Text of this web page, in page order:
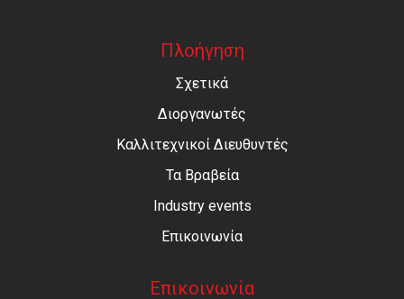
Πλοήγηση
Σχετικά
Διοργανωτές
Καλλιτεχνικοί Διευθυντές
Τα Βραβεία
Industry events
Επικοινωνία
Επικοινωνία